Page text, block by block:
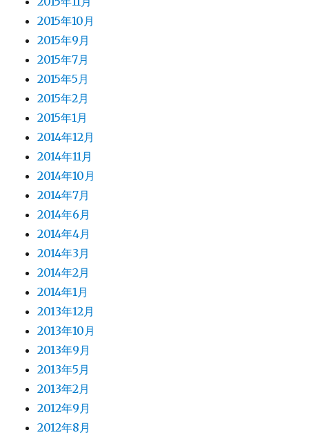
2015年10月
2015年9月
2015年7月
2015年5月
2015年2月
2015年1月
2014年12月
2014年11月
2014年10月
2014年7月
2014年6月
2014年4月
2014年3月
2014年2月
2014年1月
2013年12月
2013年10月
2013年9月
2013年5月
2013年2月
2012年9月
2012年8月